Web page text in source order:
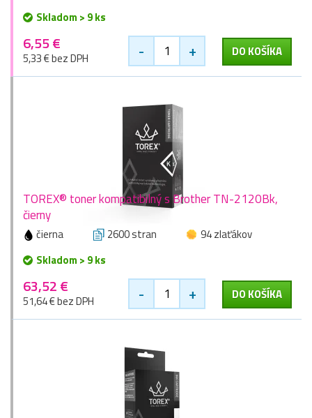
Skladom > 9 ks
6,55 €
5,33 € bez DPH - + DO KOŠÍKA
TOREX® toner kompatibilný s Brother TN-2120Bk,
čierny
čierna 2600 stran
94 zlaťákov
Skladom > 9 ks
63,52 €
51,64 € bez DPH - + DO KOŠÍKA